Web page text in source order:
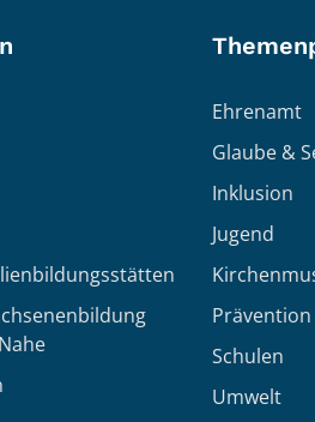
Ehrenamt
Glaube &
Inklusion
Jugend
Schulen
Umwelt